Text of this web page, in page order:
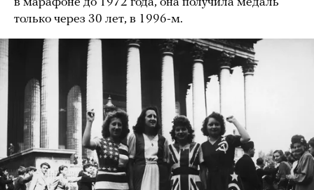
только через 30 лет, в 1996-м.